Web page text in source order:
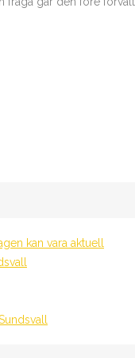
kan vara aktuell